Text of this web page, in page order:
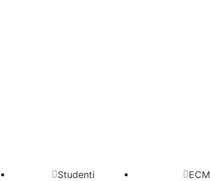
Studenti ECM